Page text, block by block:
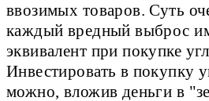
ввозимых товаров. Суть
каждый вредный выброс
эквивалент при покупке
Инвестировать в покупку
можно, вложив деньги в